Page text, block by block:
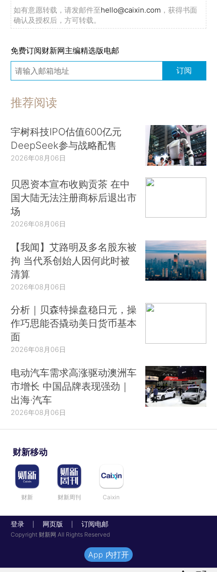
如有意愿转载，请发邮件至hello@caixin.com ，获得书面
确认及授权后，方可转载。
免费订阅财新网主编精选版电邮
订阅
推荐阅读
宇树科技IPO估值600亿元
DeepSeek参与战略配售
2026年08月06日
贝恩资本宣布收购贡茶 在中
国大陆无法注册商标后退出市
场
2026年08月06日
【我闻】艾路明及多名股东被
拘 当代系创始人因何此时被
清算
2026年08月06日
分析｜贝森特操盘稳日元，操
作巧思能否撬动美日货币基本
面
2026年08月06日
电动汽车需求高涨驱动澳洲车
市增长 中国品牌表现强劲｜
出海·汽车
2026年08月06日
财新移动
财新 财新周刊 Caixin
登录 网页版 订阅电邮
Copyright 财新网 All Rights Reserved
App 内打开